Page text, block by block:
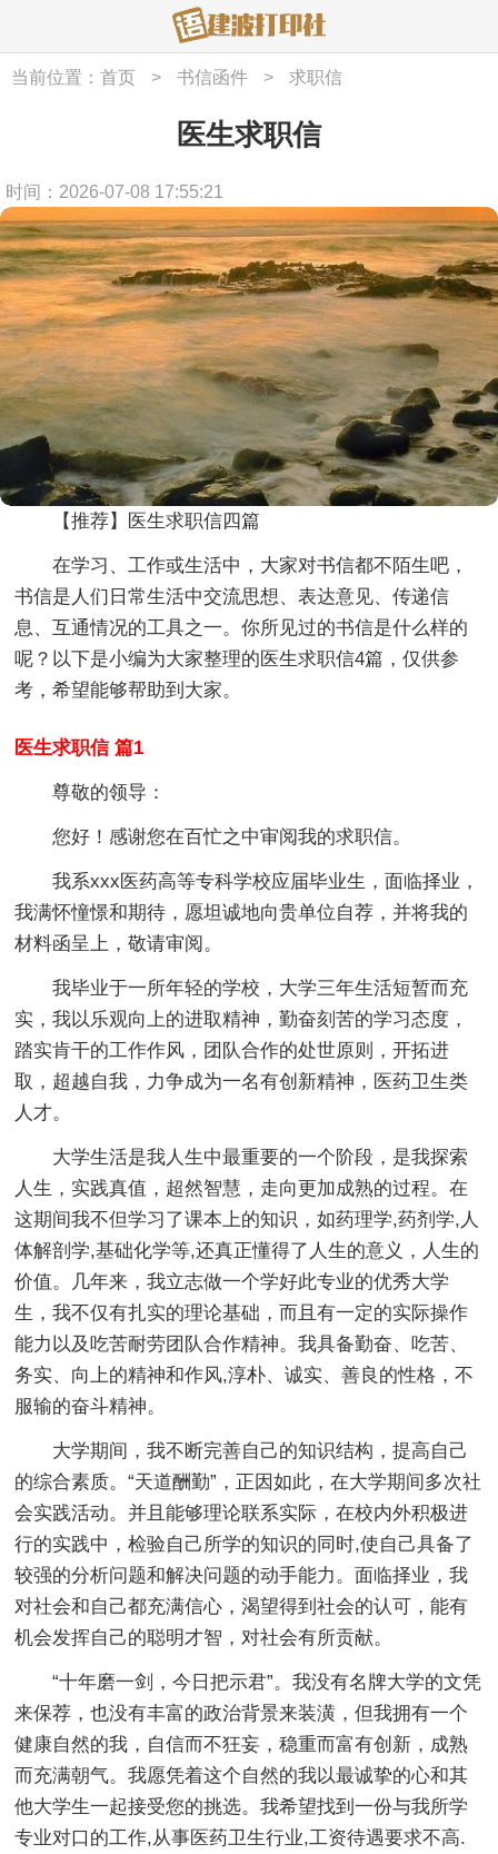
当前位置： 首页 > 书信函件 > 求职信
医生求职信
时间：2026-07-08 17:55:21
【推荐】医生求职信四篇
在学习、工作或生活中，大家对书信都不陌生吧，
书信是人们日常生活中交流思想、表达意见、传递信
息、互通情况的工具之一。你所见过的书信是什么样的
呢？以下是小编为大家整理的医生求职信4篇，仅供参
考，希望能够帮助到大家。
医生求职信 篇1
尊敬的领导：
您好！感谢您在百忙之中审阅我的求职信。
我系xxx医药高等专科学校应届毕业生，面临择业，
我满怀憧憬和期待，愿坦诚地向贵单位自荐，并将我的
材料函呈上，敬请审阅。
我毕业于一所年轻的学校，大学三年生活短暂而充
实，我以乐观向上的进取精神，勤奋刻苦的学习态度，
踏实肯干的工作作风，团队合作的处世原则，开拓进
取，超越自我，力争成为一名有创新精神，医药卫生类
人才。
大学生活是我人生中最重要的一个阶段，是我探索
人生，实践真值，超然智慧，走向更加成熟的过程。在
这期间我不但学习了课本上的知识，如药理学,药剂学,人
体解剖学,基础化学等,还真正懂得了人生的意义，人生的
价值。几年来，我立志做一个学好此专业的优秀大学
生，我不仅有扎实的理论基础，而且有一定的实际操作
能力以及吃苦耐劳团队合作精神。我具备勤奋、吃苦、
务实、向上的精神和作风,淳朴、诚实、善良的性格，不
服输的奋斗精神。
大学期间，我不断完善自己的知识结构，提高自己
的综合素质。“天道酬勤”，正因如此，在大学期间多次社
会实践活动。并且能够理论联系实际，在校内外积极进
行的实践中，检验自己所学的知识的同时,使自己具备了
较强的分析问题和解决问题的动手能力。面临择业，我
对社会和自己都充满信心，渴望得到社会的认可，能有
机会发挥自己的聪明才智，对社会有所贡献。
“十年磨一剑，今日把示君”。我没有名牌大学的文凭
来保荐，也没有丰富的政治背景来装潢，但我拥有一个
健康自然的我，自信而不狂妄，稳重而富有创新，成熟
而充满朝气。我愿凭着这个自然的我以最诚挚的心和其
他大学生一起接受您的挑选。我希望找到一份与我所学
专业对口的工作,从事医药卫生行业,工资待遇要求不高.